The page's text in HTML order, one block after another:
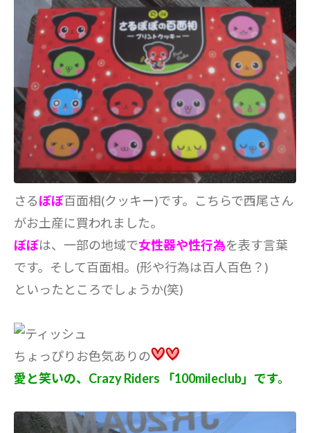
さるぼぼ百面相(クッキー)です。こちらで西尾さん
がお土産に買われました。
ぼぼは、一部の地域で女性器や性行為を表す言葉
です。そして百面相。(形や行為は百人百色？)
といったところでしょうか(笑)
ちょっぴりお色気ありの
愛と笑いの、Crazy Riders 「100mileclub」です。